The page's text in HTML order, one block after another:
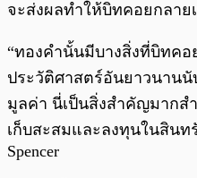
จะส่งผลทำให้บิทคอยกลาย
“ทองคำนั้นมีบางสิ่งที่บิทค
ประวัติศาสตร์อันยาวนาน
มูลค่า นี่เป็นสิ่งสำคัญมากส
เก็บสะสมและลงทุนในสินท
Spencer